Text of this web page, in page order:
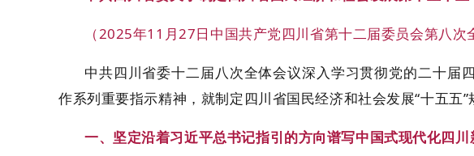
（2025年11月27日中国共产党四川省第十二届委员会第八次
中共四川省委十二届八次全体会议深入学习贯彻党的二十届
作系列重要指示精神，就制定四川省国民经济和社会发展“十五五”
一、坚定沿着习近平总书记指引的方向谱写中国式现代化四川